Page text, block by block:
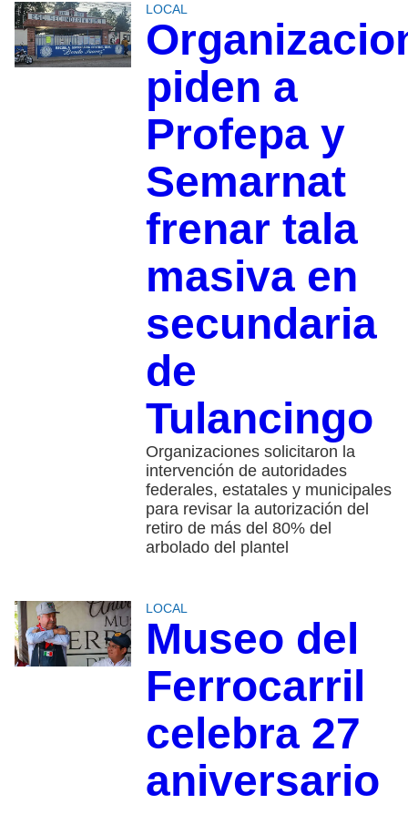
LOCAL
piden a
Profepa y
Semarnat
frenar tala
masiva en
secundaria
de
Tulancingo
Organizaciones solicitaron la
intervención de autoridades
federales, estatales y municipales
para revisar la autorización del
retiro de más del 80% del
arbolado del plantel
LOCAL
Museo del
Ferrocarril
celebra 27
aniversario